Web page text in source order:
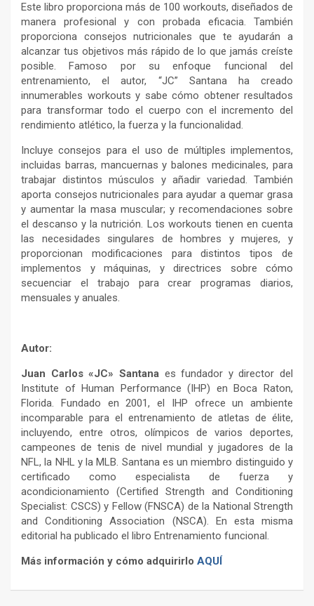
Este libro proporciona más de 100 workouts, diseñados de
manera profesional y con probada eficacia. También
proporciona consejos nutricionales que te ayudarán a
alcanzar tus objetivos más rápido de lo que jamás creíste
posible. Famoso por su enfoque funcional del
entrenamiento, el autor, “JC” Santana ha creado
innumerables workouts y sabe cómo obtener resultados
para transformar todo el cuerpo con el incremento del
rendimiento atlético, la fuerza y la funcionalidad.
Incluye consejos para el uso de múltiples implementos,
incluidas barras, mancuernas y balones medicinales, para
trabajar distintos músculos y añadir variedad. También
aporta consejos nutricionales para ayudar a quemar grasa
y aumentar la masa muscular; y recomendaciones sobre
el descanso y la nutrición. Los workouts tienen en cuenta
las necesidades singulares de hombres y mujeres, y
proporcionan modificaciones para distintos tipos de
implementos y máquinas, y directrices sobre cómo
secuenciar el trabajo para crear programas diarios,
mensuales y anuales.
Autor:
Juan Carlos «JC» Santanaes fundador y director del
Institute of Human Performance (IHP) en Boca Raton,
Florida. Fundado en 2001, el IHP ofrece un ambiente
incomparable para el entrenamiento de atletas de élite,
incluyendo, entre otros, olímpicos de varios deportes,
campeones de tenis de nivel mundial y jugadores de la
NFL, la NHL y la MLB. Santana es un miembro distinguido y
certificado como especialista de fuerza y
acondicionamiento (Certified Strength and Conditioning
Specialist: CSCS) y Fellow (FNSCA) de la National Strength
and Conditioning Association (NSCA). En esta misma
editorial ha publicado el libro Entrenamiento funcional.
Más información y cómo adquirirlo AQUÍ